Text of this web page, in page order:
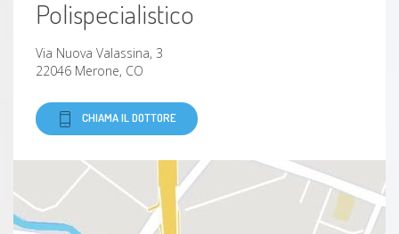
Polispecialistico
Via Nuova Valassina, 3
22046 Merone, CO
CHIAMA IL DOTTORE